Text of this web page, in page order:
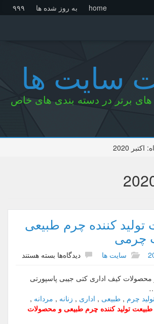
۹۹۹ به روز شده ها home
سایت ها
برتر در دسته بندی های خاص
اکتبر 2020
کننده چرم طبیعی
چرمی
سایت ها دیدگاه‌ها ب
ا
بسته هستند
کیف اداری کتی جیبی پاسپورتی
چرم , طبیعی , اداری , زنانه , مردانه ,
تولید کننده چرم طبیعی و محصولات